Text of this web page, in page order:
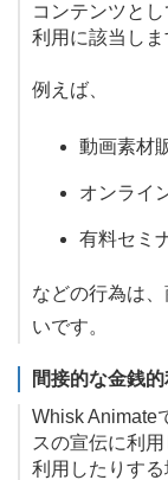
コンテンツと
利用に該当しま
例えば、
動画素材
オンライ
有料セミ
などの行為は
いです。
間接的な金銭
Whisk Animate
スの宣伝に利
利用したりす